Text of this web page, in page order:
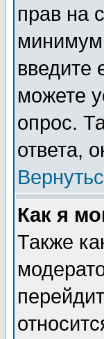
прав на
минимум
введите
можете
опрос.
ответа,
Как я
Также